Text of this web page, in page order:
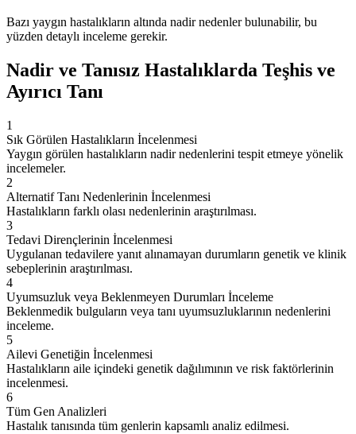
Bazı yaygın hastalıkların altında nadir nedenler bulunabilir, bu
yüzden detaylı inceleme gerekir.
Nadir ve Tanısız Hastalıklarda Teşhis ve
Ayırıcı Tanı
1
Sık Görülen Hastalıkların İncelenmesi
Yaygın görülen hastalıkların nadir nedenlerini tespit etmeye yönelik
incelemeler.
2
Alternatif Tanı Nedenlerinin İncelenmesi
Hastalıkların farklı olası nedenlerinin araştırılması.
3
Tedavi Dirençlerinin İncelenmesi
Uygulanan tedavilere yanıt alınamayan durumların genetik ve klinik
sebeplerinin araştırılması.
4
Uyumsuzluk veya Beklenmeyen Durumları İnceleme
Beklenmedik bulguların veya tanı uyumsuzluklarının nedenlerini
inceleme.
5
Ailevi Genetiğin İncelenmesi
Hastalıkların aile içindeki genetik dağılımının ve risk faktörlerinin
incelenmesi.
6
Tüm Gen Analizleri
Hastalık tanısında tüm genlerin kapsamlı analiz edilmesi.